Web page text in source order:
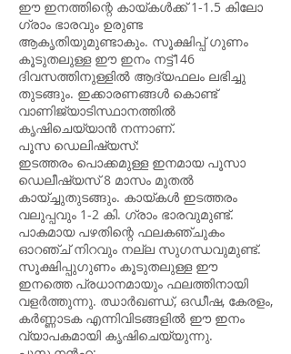
ഈ ഇനത്തിന്റെ കായ്കൾക്ക് 1-1.5 കിലോ
ഗ്രാം ഭാരവും ഉരുണ്ട
ആകൃതിയുമുണ്ടാകും. സൂക്ഷിപ്പ് ഗുണം
കൂടുതലുള്ള ഈ ഇനം നട്ട്146
ദിവസത്തിനുള്ളിൽ ആദ്യഫലം ലഭിച്ചു
തുടങ്ങും. ഇക്കാരണങ്ങൾ കൊണ്ട്
വാണിജ്യാടിസ്ഥാനത്തിൽ
കൃഷിചെയ്യാൻ നന്നാണ്.
പൂസ ഡെലിഷ്യസ്:
ഇടത്തരം പൊക്കമുള്ള ഇനമായ പൂസാ
ഡെലീഷ്യസ് 8 മാസം മുതൽ
കായ്ച്ചുതുടങ്ങും. കായ്കൾ ഇടത്തരം
വലുപ്പവും 1-2 കി. ഗ്രാം ഭാരവുമുണ്ട്.
പാകമായ പഴതിന്റെ ഫലകഞ്ചുകം
ഓറഞ്ച് നിറവും നല്ല സുഗന്ധവുമുണ്ട്.
സൂക്ഷിപ്പുഗുണം കൂടുതലുള്ള ഈ
ഇനത്തെ പ്രധാനമായും ഫലത്തിനായി
വളർത്തുന്നു. ഝാർഖണ്ഡ്, ഒഡീഷ, കേരളം,
കർണ്ണാടക എന്നിവിടങ്ങളിൽ ഈ ഇനം
വ്യാപകമായി കൃഷിചെയ്യുന്നു.